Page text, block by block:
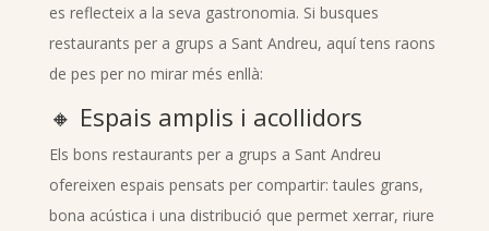
es reflecteix a la seva gastronomia. Si busques
restaurants per a grups a Sant Andreu, aquí tens raons
de pes per no mirar més enllà:
🔸 Espais amplis i acollidors
Els bons restaurants per a grups a Sant Andreu
ofereixen espais pensats per compartir: taules grans,
bona acústica i una distribució que permet xerrar, riure